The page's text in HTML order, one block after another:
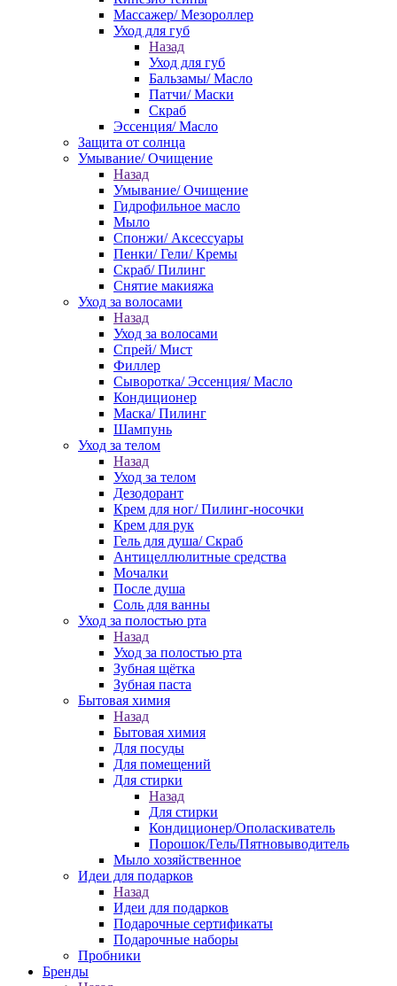
Массажер/ Мезороллер
Уход для губ
Назад
Уход для губ
Бальзамы/ Масло
Патчи/ Маски
Скраб
Эссенция/ Масло
Защита от солнца
Умывание/ Очищение
Назад
Умывание/ Очищение
Гидрофильное масло
Мыло
Спонжи/ Аксессуары
Пенки/ Гели/ Кремы
Скраб/ Пилинг
Снятие макияжа
Уход за волосами
Назад
Уход за волосами
Спрей/ Мист
Филлер
Сыворотка/ Эссенция/ Масло
Кондиционер
Маска/ Пилинг
Шампунь
Уход за телом
Назад
Уход за телом
Дезодорант
Крем для ног/ Пилинг-носочки
Крем для рук
Гель для душа/ Скраб
Антицеллюлитные средства
Мочалки
После душа
Соль для ванны
Уход за полостью рта
Назад
Уход за полостью рта
Зубная щётка
Зубная паста
Бытовая химия
Назад
Бытовая химия
Для посуды
Для помещений
Для стирки
Назад
Для стирки
Кондиционер/Ополаскиватель
Порошок/Гель/Пятновыводитель
Мыло хозяйственное
Идеи для подарков
Назад
Идеи для подарков
Подарочные сертификаты
Подарочные наборы
Пробники
Бренды